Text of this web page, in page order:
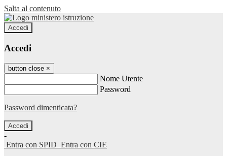
Salta al contenuto
Accedi
Accedi
button close ×
Nome Utente
Password
Password dimenticata?
-
Entra con SPID Entra con CIE